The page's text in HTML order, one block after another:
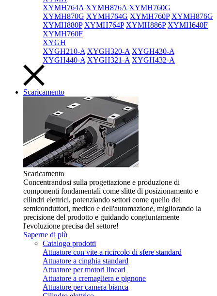
XYMH764A XYMH876A XYMH760G
XYMH870G XYMH764G XYMH760P XYMH876G
XYMH880P XYMH764P XYMH886P XYMH640F
XYMH760F
XYGH
XYGH210-A XYGH320-A XYGH430-A
XYGH440-A XYGH321-A XYGH432-A
Scaricamento
Scaricamento
Concentrandosi sulla progettazione e produzione di
componenti fondamentali come slitte di posizionamento e
cilindri elettrici, potenziando settori come quello dei
semiconduttori, medico e dell'automazione, migliorando la
precisione del prodotto e guidando congiuntamente
l'evoluzione precisa del settore!
Saperne di più
Catalogo prodotti
Attuatore con vite a ricircolo di sfere standard
Attuatore a cinghia standard
Attuatore per motori lineari
Attuatore a cremagliera e pignone
Attuatore per camera bianca